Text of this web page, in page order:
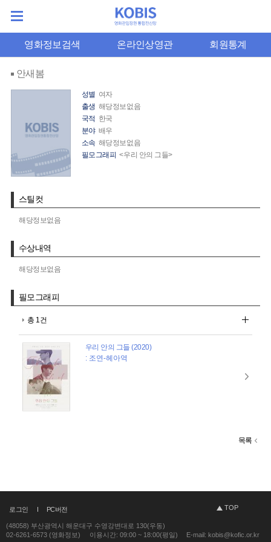
영화정보검색 온라인상영관 회원통계
안새봄
성별 여자
출생 해당정보없음
국적 한국
분야 배우
소속 해당정보없음
필모그래피 <우리 안의 그들>
스틸컷
해당정보없음
수상내역
해당정보없음
필모그래피
총 1건
우리 안의 그들 (2020)
: 조연-헤아역
목록
로그인 PC버전 TOP
(48058) 부산광역시 해운대구 수영강변대로 130(우동)
02-6261-6573 (영화정보)
이용시간: 09:00 ~ 18:00(평일) E-mail: kobis@kofic.or.kr